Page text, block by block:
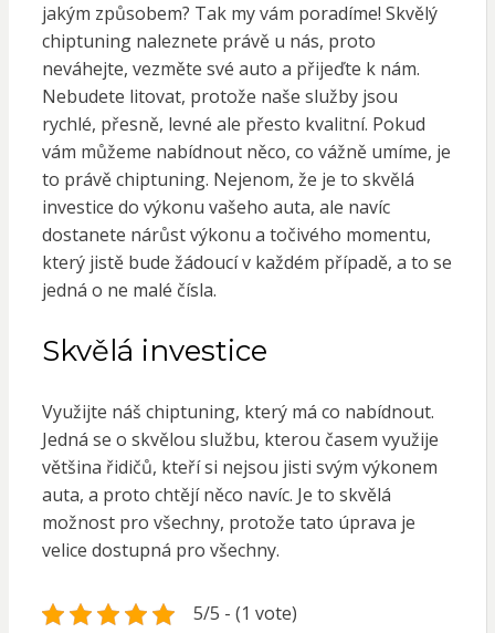
jakým způsobem? Tak my vám poradíme! Skvělý
chiptuning naleznete právě u nás, proto
neváhejte, vezměte své auto a přijeďte k nám.
Nebudete litovat, protože naše služby jsou
rychlé, přesně, levné ale přesto kvalitní. Pokud
vám můžeme nabídnout něco, co vážně umíme, je
to právě chiptuning. Nejenom, že je to skvělá
investice do výkonu vašeho auta, ale navíc
dostanete nárůst výkonu a točivého momentu,
který jistě bude žádoucí v každém případě, a to se
jedná o ne malé čísla.
Skvělá investice
Využijte náš chiptuning, který má co nabídnout.
Jedná se o skvělou službu, kterou časem využije
většina řidičů, kteří si nejsou jisti svým výkonem
auta, a proto chtějí něco navíc. Je to skvělá
možnost pro všechny, protože tato úprava je
velice dostupná pro všechny.
5/5 - (1 vote)